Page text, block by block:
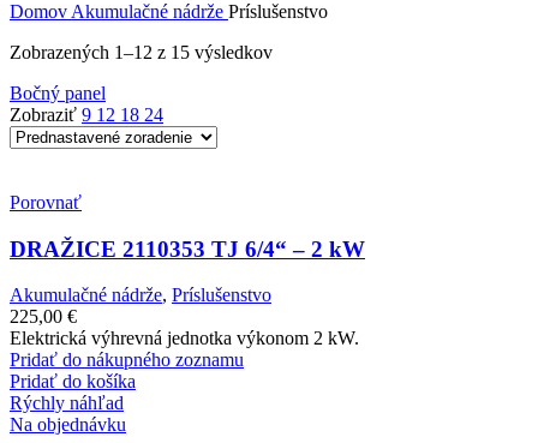
Domov Akumulačné nádrže Príslušenstvo
Zobrazených 1–12 z 15 výsledkov
Bočný panel
Zobraziť 9 12 18 24
Porovnať
DRAŽICE 2110353 TJ 6/4“ – 2 kW
Akumulačné nádrže, Príslušenstvo
225,00 €
Elektrická výhrevná jednotka výkonom 2 kW.
Pridať do nákupného zoznamu
Pridať do košíka
Rýchly náhľad
Na objednávku